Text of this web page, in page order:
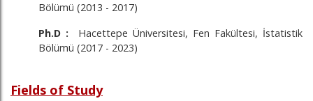
Bölümü (2013 - 2017)
Ph.D :
Hacettepe Üniversitesi, Fen Fakültesi, İstatistik
Bölümü (2017 - 2023)
Fields of Study